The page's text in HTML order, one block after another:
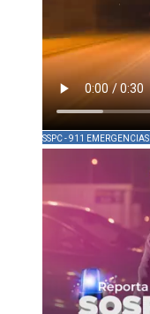
SSPC - 911 EMERGENCIAS